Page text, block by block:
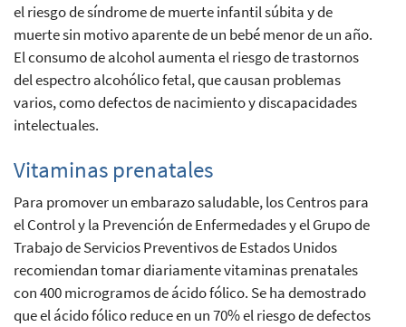
el riesgo de síndrome de muerte infantil súbita y de
muerte sin motivo aparente de un bebé menor de un año.
El consumo de alcohol aumenta el riesgo de trastornos
del espectro alcohólico fetal, que causan problemas
varios, como defectos de nacimiento y discapacidades
intelectuales.
Vitaminas prenatales
Para promover un embarazo saludable, los Centros para
el Control y la Prevención de Enfermedades y el Grupo de
Trabajo de Servicios Preventivos de Estados Unidos
recomiendan tomar diariamente vitaminas prenatales
con 400 microgramos de ácido fólico. Se ha demostrado
que el ácido fólico reduce en un 70% el riesgo de defectos